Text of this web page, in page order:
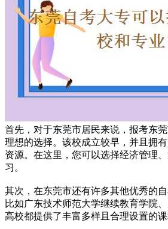
首先，对于东莞市居民来说，报考东
理想的选择。该校成立较早，并且拥
资源。在这里，您可以选择经济管理
习。
其次，在东莞市还有许多其他优秀的自
比如广东技术师范大学继续教育学院
高校都提供了丰富多样且合理设置的课